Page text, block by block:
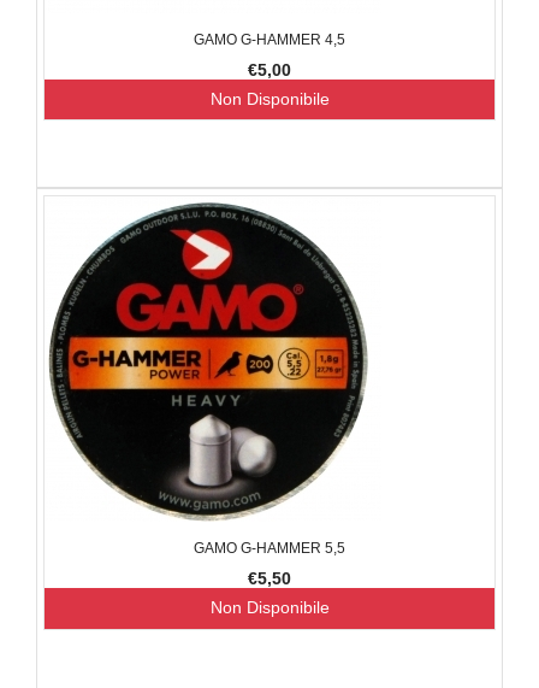
GAMO G-HAMMER 4,5
€5,00
Non Disponibile
GAMO G-HAMMER 5,5
€5,50
Non Disponibile